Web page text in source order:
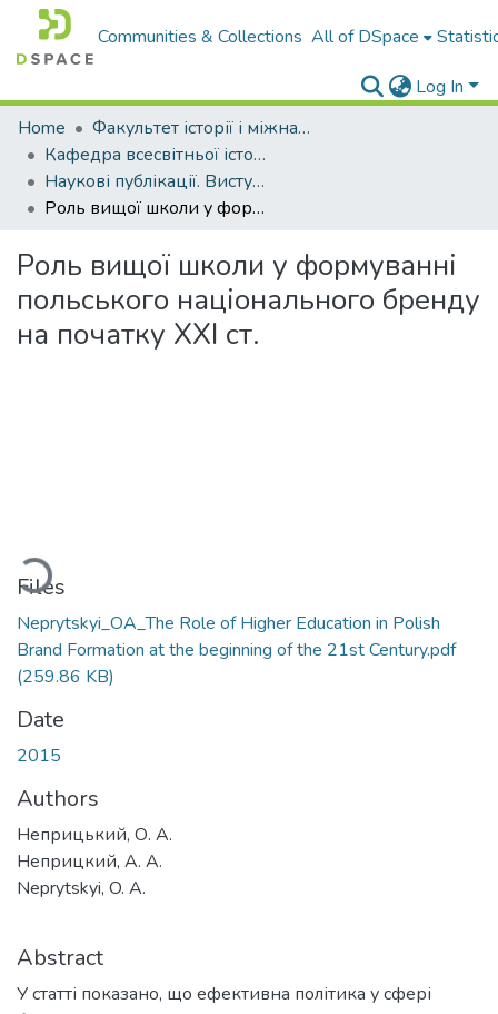
Communities & Collections All of DSpace
Log In
Home
Факультет історії і міжнародних відносин
Кафедра всесвітньої історії і міжнародних відносин
Наукові публікації. Виступи
Роль вищої школи у формуванні польського національного бренду на початку XXI ст.
Роль вищої школи у формуванні
польського національного бренду
на початку XXI ст.
Loading...
Files
Neprytskyi_ОА_The Role of Higher Education in Polish
Brand Formation at the beginning of the 21st Century.pdf
(259.86 KB)
Date
2015
Authors
Неприцький, О. А.
Неприцкий, А. А.
Neprytskyi, O. A.
Abstract
У статті показано, що ефективна політика у сфері